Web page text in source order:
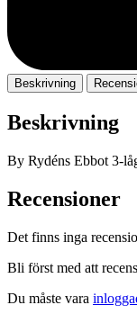
Beskrivning
Beskrivning
By Rydéns Ebbot 3-
Recensioner
Det finns inga
Bli först med att
Du måste vara